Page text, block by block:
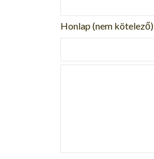
Honlap (nem kötelező)